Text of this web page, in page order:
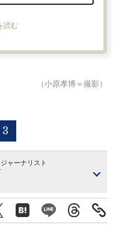
読む
（小原孝博＝撮影）
3
ジャーナリスト